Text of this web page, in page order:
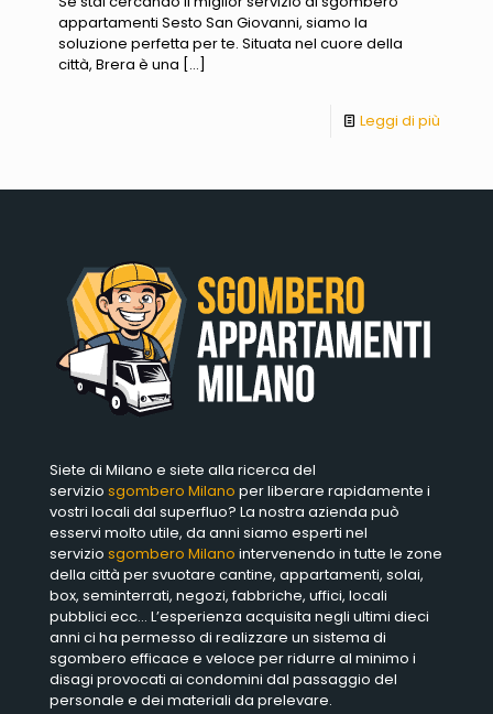
appartamenti Sesto San Giovanni, siamo la
soluzione perfetta per te. Situata nel cuore della
città, Brera è una […]
Leggi di più
Siete di Milano e siete alla ricerca del
servizio sgombero Milano per liberare rapidamente i
vostri locali dal superfluo? La nostra azienda può
esservi molto utile, da anni siamo esperti nel
servizio sgombero Milano intervenendo in tutte le zone
della città per svuotare cantine, appartamenti, solai,
box, seminterrati, negozi, fabbriche, uffici, locali
pubblici ecc… L’esperienza acquisita negli ultimi dieci
anni ci ha permesso di realizzare un sistema di
sgombero efficace e veloce per ridurre al minimo i
disagi provocati ai condomini dal passaggio del
personale e dei materiali da prelevare.